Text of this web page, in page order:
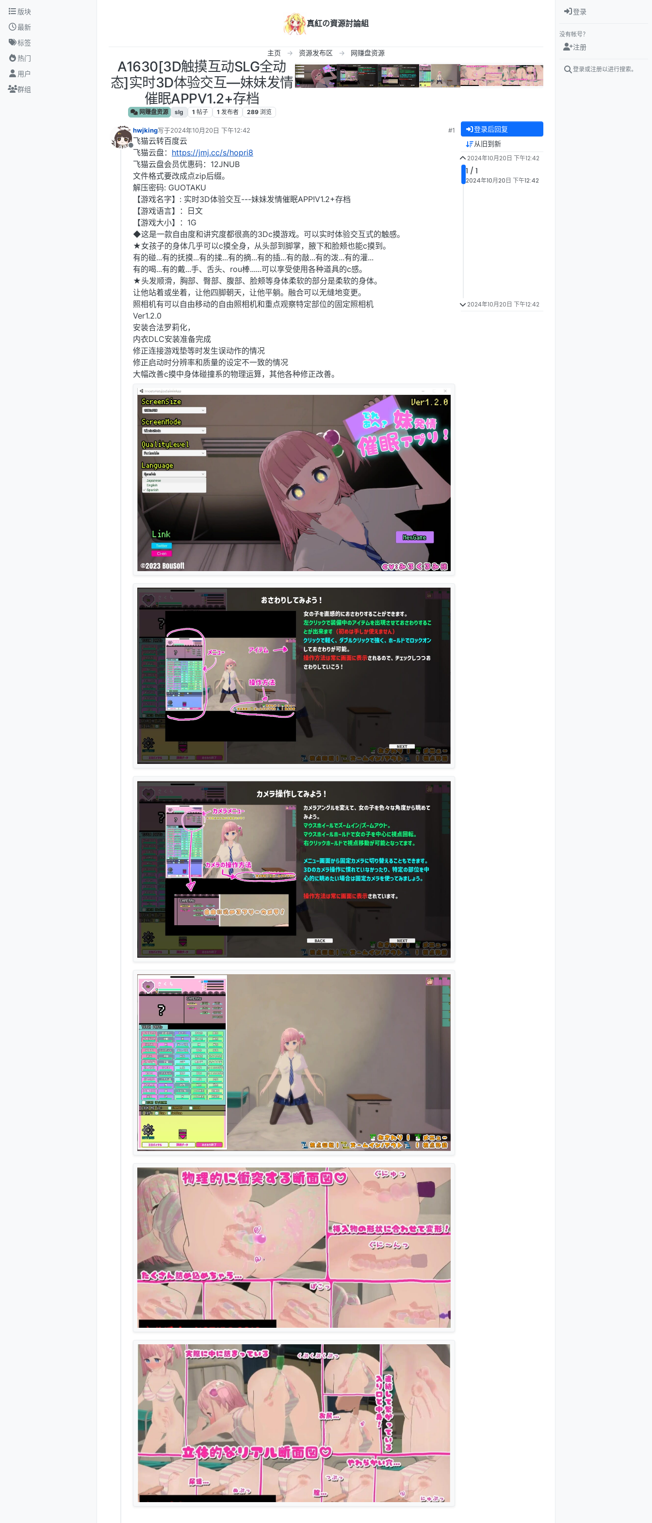
跳转至内容
版块
最新
标签
热门
用户
群组
真紅の資源討論組
主页 资源发布区 网赚盘资源
A1630[3D触摸互动SLG全动
态]实时3D体验交互—妹妹发情
催眠APPV1.2+存档
网赚盘资源 slg 1 帖子 1 发布者 289 浏览
离线
hwjking写于2024年10月20日 下午12:42
最后由 编辑
#1
飞猫云转百度云
飞猫云盘： https://jmj.cc/s/hopri8
飞猫云盘会员优惠码：12JNUB
文件格式要改成点zip后缀。
解压密码: GUOTAKU
【游戏名字】: 实时3D体验交互---妹妹发情催眠APP!V1.2+存档
【游戏语言】：日文
【游戏大小】：1G
◆这是一款自由度和讲究度都很高的3Dc摸游戏。可以实时体验交互式的触感。
★女孩子的身体几乎可以c摸全身，从头部到脚掌，腋下和脸颊也能c摸到。
有的碰...有的抚摸...有的揉...有的摘...有的插...有的敲...有的泼...有的灌...
有的喝...有的戴...手、舌头、rou棒......可以享受使用各种道具的c感。
★头发顺滑，胸部、臀部、腹部、脸颊等身体柔软的部分是柔软的身体。
让他站着或坐着，让他四脚朝天，让他平躺。融合可以无缝地变更。
照相机有可以自由移动的自由照相机和重点观察特定部位的固定照相机
Ver1.2.0
安装合法罗莉化，
内衣DLC安装准备完成
修正连接游戏垫等时发生误动作的情况
修正启动时分辨率和质量的设定不一致的情况
大幅改善c摸中身体碰撞系的物理运算，其他各种修正改善。
登录后回复
从旧到新
2024年10月20日 下午12:42
1 / 1
2024年10月20日 下午12:42
2024年10月20日 下午12:42
登录
没有帐号？
注册
登录或注册以进行搜索。